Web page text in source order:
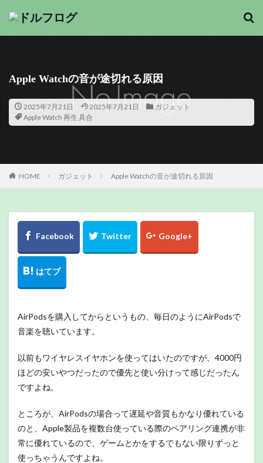
Apple Watchの音が途切れる原因
2025年7月21日 2025年7月21日
ガジェット
Apple Watch 再生 具合
HOME ガジェット Apple Watchの音が途切れる原因
AirPodsを購入してからというもの、毎日のようにAirPodsで
音楽を聴いています。
以前もワイヤレスイヤホンを使ってはいたのですが、4000円
ほどの安いやつだったので優先と使い分けって感じだったん
ですよね。
ところが、AirPodsの場合って遅延や音質もかなり優れている
のと、Apple製品を複数台使っている際のペアリング連携が非
常に優れているので、ゲームとかをするでもない限りずっと
使っちゃうんですよね。